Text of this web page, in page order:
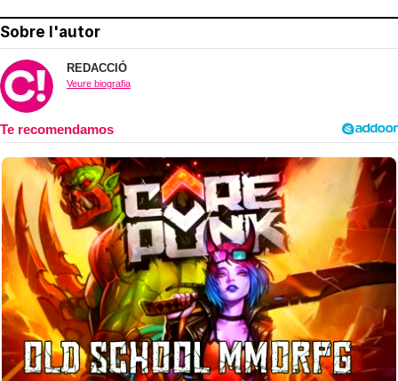
Sobre l'autor
REDACCIÓ
Veure biografia